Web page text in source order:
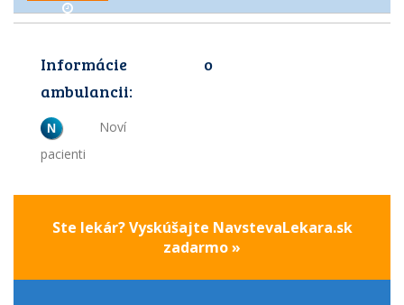
Informácie o
ambulancii:
N Noví
pacienti
Ste lekár? Vyskúšajte NavstevaLekara.sk
zadarmo »